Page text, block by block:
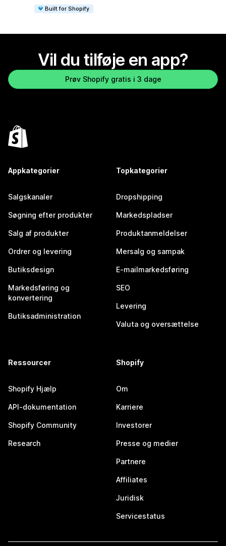
Built for Shopify
Vil du tilføje en app?
Prøv Shopify gratis i 3 dage
Appkategorier
Salgskanaler
Søgning efter produkter
Salg af produkter
Ordrer og levering
Butiksdesign
Markedsføring og
konvertering
Butiksadministration
Topkategorier
Dropshipping
Markedspladser
Produktanmeldelser
Mersalg og sampak
E-mailmarkedsføring
SEO
Levering
Valuta og oversættelse
Ressourcer
Shopify Hjælp
API-dokumentation
Shopify Community
Research
Shopify
Om
Karriere
Investorer
Presse og medier
Partnere
Affiliates
Juridisk
Servicestatus